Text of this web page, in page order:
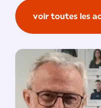
voir toutes les